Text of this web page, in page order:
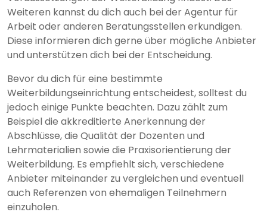
Weiteren kannst du dich auch bei der Agentur für
Arbeit oder anderen Beratungsstellen erkundigen.
Diese informieren dich gerne über mögliche Anbieter
und unterstützen dich bei der Entscheidung.
Bevor du dich für eine bestimmte
Weiterbildungseinrichtung entscheidest, solltest du
jedoch einige Punkte beachten. Dazu zählt zum
Beispiel die akkreditierte Anerkennung der
Abschlüsse, die Qualität der Dozenten und
Lehrmaterialien sowie die Praxisorientierung der
Weiterbildung. Es empfiehlt sich, verschiedene
Anbieter miteinander zu vergleichen und eventuell
auch Referenzen von ehemaligen Teilnehmern
einzuholen.